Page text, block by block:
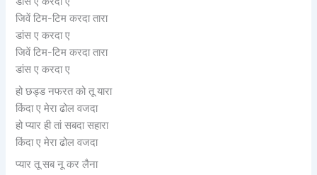
जिवें टिम-टिम करदा तारा
डांस ए करदा ए
जिवें टिम-टिम करदा तारा
डांस ए करदा ए
हो छड्ड नफरत को तू यारा
किंदा ए मेरा ढोल वजदा
हो प्यार ही तां सबदा सहारा
किंदा ए मेरा ढोल वजदा
प्यार तू सब नू कर लैना